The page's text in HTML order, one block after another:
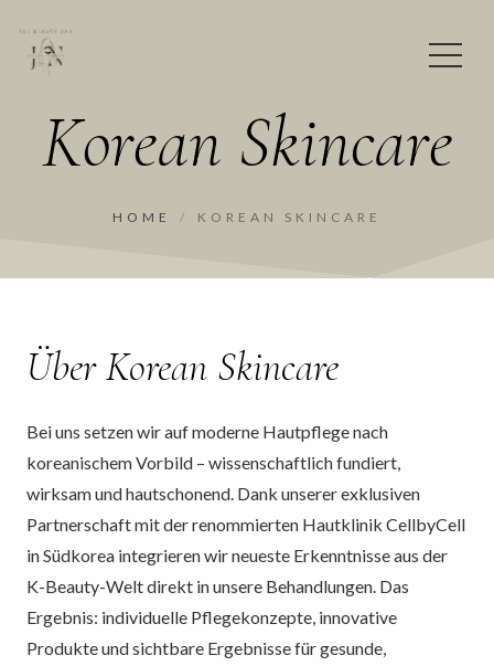
Korean Skincare
HOME / KOREAN SKINCARE
Über Korean Skincare
Bei uns setzen wir auf moderne Hautpflege nach
koreanischem Vorbild – wissenschaftlich fundiert,
wirksam und hautschonend. Dank unserer exklusiven
Partnerschaft mit der renommierten Hautklinik CellbyCell
in Südkorea integrieren wir neueste Erkenntnisse aus der
K-Beauty-Welt direkt in unsere Behandlungen. Das
Ergebnis: individuelle Pflegekonzepte, innovative
Produkte und sichtbare Ergebnisse für gesunde,